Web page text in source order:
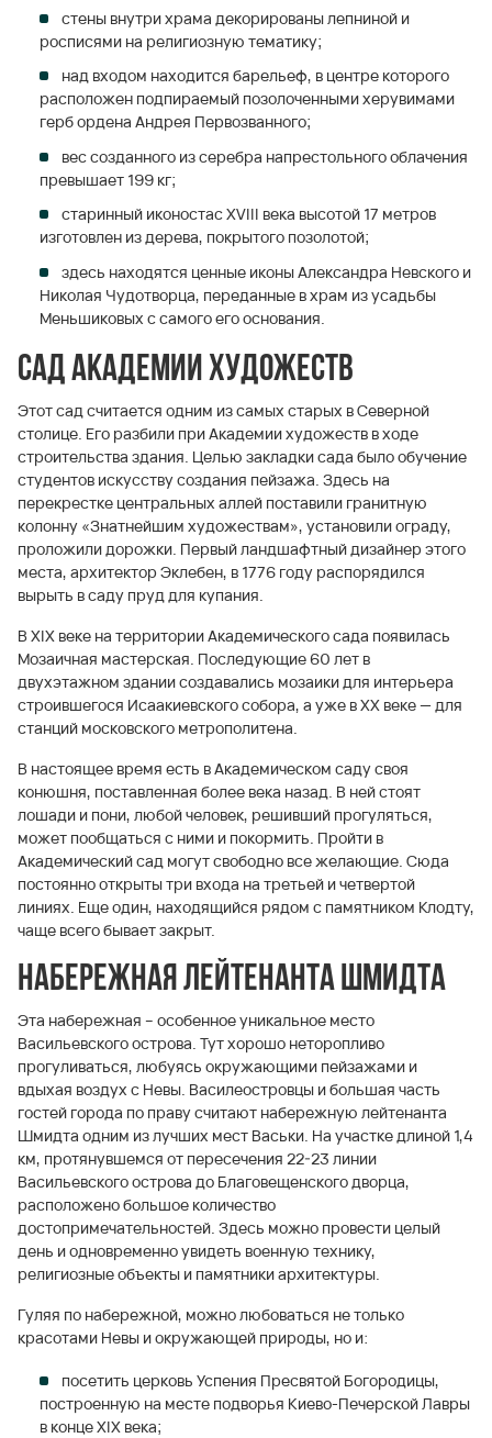
стены внутри храма декорированы лепниной и
росписями на религиозную тематику;
над входом находится барельеф, в центре которого
расположен подпираемый позолоченными херувимами
герб ордена Андрея Первозванного;
вес созданного из серебра напрестольного облачения
превышает 199 кг;
старинный иконостас XVIII века высотой 17 метров
изготовлен из дерева, покрытого позолотой;
здесь находятся ценные иконы Александра Невского и
Николая Чудотворца, переданные в храм из усадьбы
Меньшиковых с самого его основания.
Сад Академии художеств
Этот сад считается одним из самых старых в Северной
столице. Его разбили при Академии художеств в ходе
строительства здания. Целью закладки сада было обучение
студентов искусству создания пейзажа. Здесь на
перекрестке центральных аллей поставили гранитную
колонну «Знатнейшим художествам», установили ограду,
проложили дорожки. Первый ландшафтный дизайнер этого
места, архитектор Эклебен, в 1776 году распорядился
вырыть в саду пруд для купания.
В XIX веке на территории Академического сада появилась
Мозаичная мастерская. Последующие 60 лет в
двухэтажном здании создавались мозаики для интерьера
строившегося Исаакиевского собора, а уже в XX веке — для
станций московского метрополитена.
В настоящее время есть в Академическом саду своя
конюшня, поставленная более века назад. В ней стоят
лошади и пони, любой человек, решивший прогуляться,
может пообщаться с ними и покормить. Пройти в
Академический сад могут свободно все желающие. Сюда
постоянно открыты три входа на третьей и четвертой
линиях. Еще один, находящийся рядом с памятником Клодту,
чаще всего бывает закрыт.
Набережная лейтенанта Шмидта
Эта набережная – особенное уникальное место
Васильевского острова. Тут хорошо неторопливо
прогуливаться, любуясь окружающими пейзажами и
вдыхая воздух с Невы. Василеостровцы и большая часть
гостей города по праву считают набережную лейтенанта
Шмидта одним из лучших мест Васьки. На участке длиной 1,4
км, протянувшемся от пересечения 22-23 линии
Васильевского острова до Благовещенского дворца,
расположено большое количество
достопримечательностей. Здесь можно провести целый
день и одновременно увидеть военную технику,
религиозные объекты и памятники архитектуры.
Гуляя по набережной, можно любоваться не только
красотами Невы и окружающей природы, но и:
посетить церковь Успения Пресвятой Богородицы,
построенную на месте подворья Киево-Печерской Лавры
в конце XIX века;